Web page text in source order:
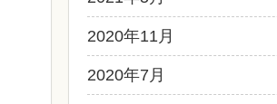
2020年11月
2020年7月